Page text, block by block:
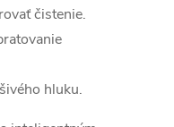
čistenie.
hluku.